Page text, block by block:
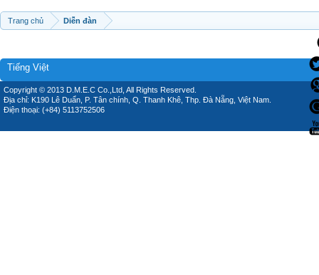
Trang chủ Diễn đàn
Tiếng Việt
Copyright © 2013 D.M.E.C Co.,Ltd, All Rights Reserved.
Địa chỉ: K190 Lê Duẩn, P. Tân chính, Q. Thanh Khê, Thp. Đà Nẵng, Việt Nam.
Điện thoại: (+84) 5113752506